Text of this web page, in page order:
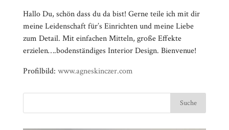
Hallo Du, schön dass du da bist! Gerne teile ich mit dir
meine Leidenschaft für’s Einrichten und meine Liebe
zum Detail. Mit einfachen Mitteln, große Effekte
erzielen….bodenständiges Interior Design. Bienvenue!
Profilbild: www.agneskinczer.com